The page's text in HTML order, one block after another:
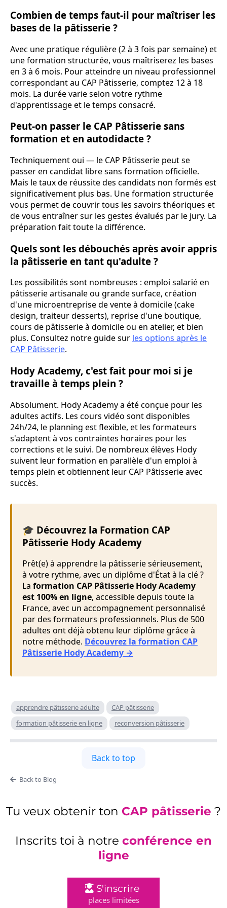
Combien de temps faut-il pour maîtriser les
bases de la pâtisserie ?
Avec une pratique régulière (2 à 3 fois par semaine) et
une formation structurée, vous maîtriserez les bases
en 3 à 6 mois. Pour atteindre un niveau professionnel
correspondant au CAP Pâtisserie, comptez 12 à 18
mois. La durée varie selon votre rythme
d'apprentissage et le temps consacré.
Peut-on passer le CAP Pâtisserie sans
formation et en autodidacte ?
Techniquement oui — le CAP Pâtisserie peut se
passer en candidat libre sans formation officielle.
Mais le taux de réussite des candidats non formés est
significativement plus bas. Une formation structurée
vous permet de couvrir tous les savoirs théoriques et
de vous entraîner sur les gestes évalués par le jury. La
préparation fait toute la différence.
Quels sont les débouchés après avoir appris
la pâtisserie en tant qu'adulte ?
Les possibilités sont nombreuses : emploi salarié en
pâtisserie artisanale ou grande surface, création
d'une microentreprise de vente à domicile (cake
design, traiteur desserts), reprise d'une boutique,
cours de pâtisserie à domicile ou en atelier, et bien
plus. Consultez notre guide sur les options après le
CAP Pâtisserie.
Hody Academy, c'est fait pour moi si je
travaille à temps plein ?
Absolument. Hody Academy a été conçue pour les
adultes actifs. Les cours vidéo sont disponibles
24h/24, le planning est flexible, et les formateurs
s'adaptent à vos contraintes horaires pour les
corrections et le suivi. De nombreux élèves Hody
suivent leur formation en parallèle d'un emploi à
temps plein et obtiennent leur CAP Pâtisserie avec
succès.
🎓 Découvrez la Formation CAP
Pâtisserie Hody Academy
Prêt(e) à apprendre la pâtisserie sérieusement,
à votre rythme, avec un diplôme d'État à la clé ?
La formation CAP Pâtisserie Hody Academy
est 100% en ligne, accessible depuis toute la
France, avec un accompagnement personnalisé
par des formateurs professionnels. Plus de 500
adultes ont déjà obtenu leur diplôme grâce à
notre méthode. Découvrez la formation CAP
Pâtisserie Hody Academy →
apprendre pâtisserie adulte
CAP pâtisserie
formation pâtisserie en ligne
reconversion pâtisserie
Back to top
Back to Blog
Tu veux obtenir ton CAP pâtisserie ?
Inscrits toi à notre conférence en
ligne
S'inscrire
places limitées